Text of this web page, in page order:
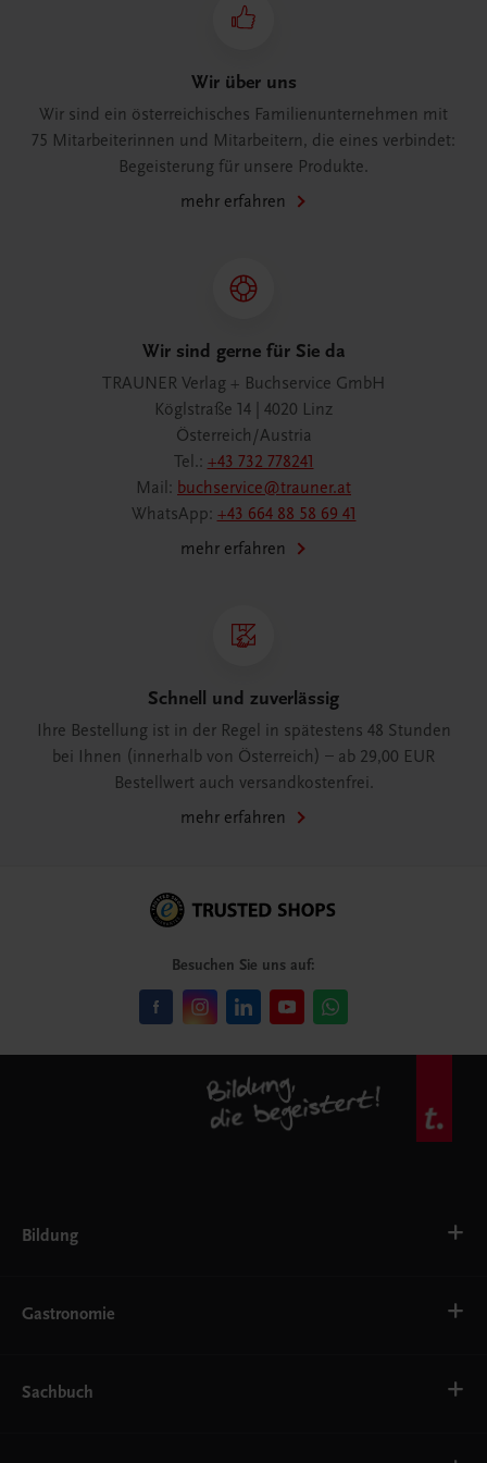
Wir über uns
Wir sind ein österreichisches Familienunternehmen mit
75 Mitarbeiterinnen und Mitarbeitern, die eines verbindet:
Begeisterung für unsere Produkte.
mehr erfahren
Wir sind gerne für Sie da
TRAUNER Verlag + Buchservice GmbH
Köglstraße 14 | 4020 Linz
Österreich/Austria
Tel.: +43 732 778241
Mail: buchservice@trauner.at
WhatsApp: +43 664 88 58 69 41
mehr erfahren
Schnell und zuverlässig
Ihre Bestellung ist in der Regel in spätestens 48 Stunden
bei Ihnen (innerhalb von Österreich) – ab 29,00 EUR
Bestellwert auch versandkostenfrei.
mehr erfahren
Besuchen Sie uns auf:
Bildung
AHS
EWF/ZWF
FW
Gastronomie
Getränke
Sachbuch